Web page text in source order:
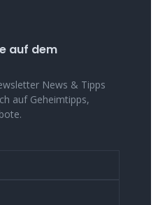
auf dem
News & Tipps
auf Geheimtipps,